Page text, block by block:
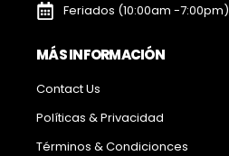
Feriados (10:00am -7:00pm)
MÁS INFORMACIÓN
Contact Us
Políticas & Privacidad
Términos & Condicionces